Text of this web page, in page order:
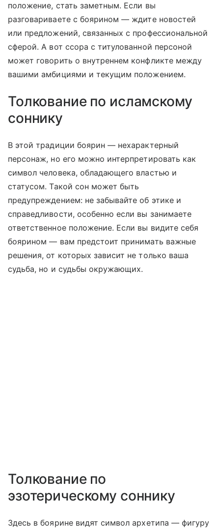
положение, стать заметным. Если вы
разговариваете с боярином — ждите новостей
или предложений, связанных с профессиональной
сферой. А вот ссора с титулованной персоной
может говорить о внутреннем конфликте между
вашими амбициями и текущим положением.
Толкование по исламскому
соннику
В этой традиции боярин — нехарактерный
персонаж, но его можно интерпретировать как
символ человека, обладающего властью и
статусом. Такой сон может быть
предупреждением: не забывайте об этике и
справедливости, особенно если вы занимаете
ответственное положение. Если вы видите себя
боярином — вам предстоит принимать важные
решения, от которых зависит не только ваша
судьба, но и судьбы окружающих.
Толкование по
эзотерическому соннику
Здесь в боярине видят символ архетипа — фигуру